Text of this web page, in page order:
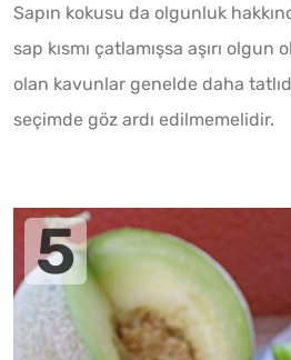
Sapın kokusu da olgunluk
sap kısmı çatlamışsa aşırı olgun
olan kavunlar genelde daha
seçimde göz ardı edilmemelidir.